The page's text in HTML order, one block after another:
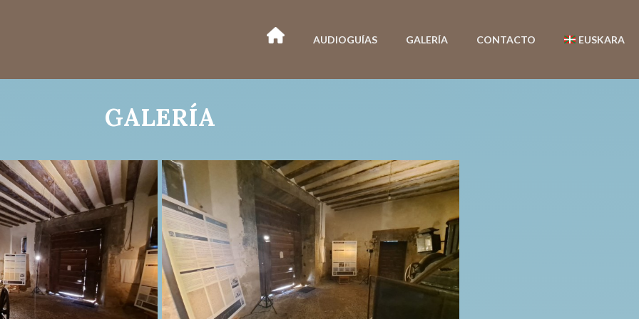
AUDIOGUÍAS GALERÍA CONTACTO EUSKARA
GALERÍA